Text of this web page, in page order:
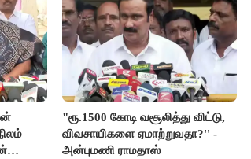
"ரூ.1500 கோடி வசூலித்து விட்டு,
விவசாயிகளை ஏமாற்றுவதா?'' -
அன்புமணி ராமதாஸ்